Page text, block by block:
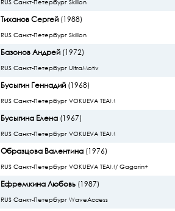
RUS Санкт-Петербург Skillon
Тиханов Сергей(1988)
RUS Санкт-Петербург Skillon
Базонов Андрей(1972)
RUS Санкт-Петербург UltraMotiv
Бусыгин Геннадий(1968)
RUS Санкт-Петербург VOKUEVA TEAM
Бусыгина Елена(1967)
RUS Санкт-Петербург VOKUEVA TEAM
Образцова Валентина(1976)
RUS Санкт-Петербург VOKUEVA TEAM/ Gagarin+
Ефремкина Любовь(1987)
RUS Санкт-Петербург WaveAccess